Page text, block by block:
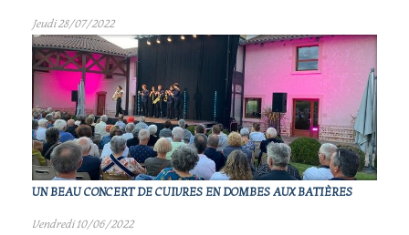
Jeudi 28/07/2022
UN BEAU CONCERT DE CUIVRES EN DOMBES AUX BATIÈRES
Vendredi 10/06/2022